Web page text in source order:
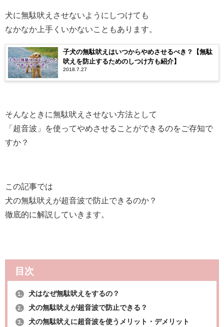
犬に無駄吠えさせないようにしつけても
なかなか上手くいかないこともあります。
子犬の無駄吠えはいつからやめさせるべき？【無駄
吠えを防止するためのしつけ方も紹介】
2018.7.27
そんなときに無駄吠えさせない方法として
「超音波」を使ってやめさせることができるのをご存知で
すか？
この記事では
犬の無駄吠えが超音波で防止できるのか？
徹底的に解説していきます。
目次
1. 犬はなぜ無駄吠えをするの？
2. 犬の無駄吠えが超音波で防止できる？
3. 犬の無駄吠えに超音波を使うメリット・デメリット